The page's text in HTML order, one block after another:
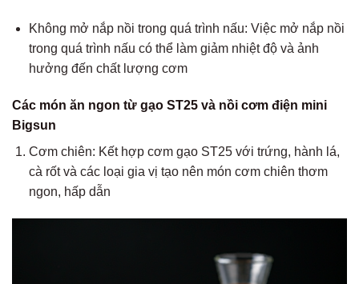
Không mở nắp nồi trong quá trình nấu: Việc mở nắp nồi
trong quá trình nấu có thể làm giảm nhiệt độ và ảnh
hưởng đến chất lượng cơm
Các món ăn ngon từ gạo ST25 và nồi cơm điện mini
Bigsun
Cơm chiên: Kết hợp cơm gạo ST25 với trứng, hành lá,
cà rốt và các loại gia vị tạo nên món cơm chiên thơm
ngon, hấp dẫn